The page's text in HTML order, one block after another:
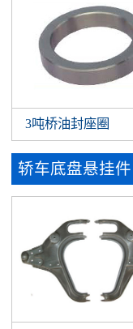
3吨桥油封座圈
轿车底盘悬挂件